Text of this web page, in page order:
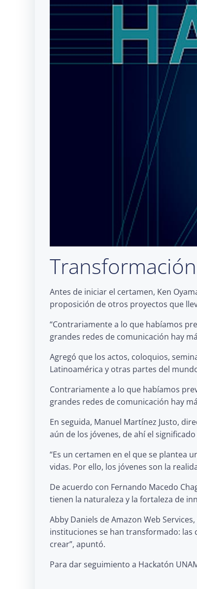
Antes de iniciar el certamen, Ken
proposición de otros proyectos que
“Contrariamente a lo que habíamos
grandes redes de comunicación hay
Agregó que los actos, coloquios,
Latinoamérica y otras partes del
Contrariamente a lo que habíamos
grandes redes de comunicación hay
En seguida, Manuel Martínez Justo,
aún de los jóvenes, de ahí el
“Es un certamen en el que se plantea
vidas. Por ello, los jóvenes son la
De acuerdo con Fernando Macedo
tienen la naturaleza y la fortaleza de
Abby Daniels de Amazon Web
instituciones se han transformado:
crear”, apuntó.
Para dar seguimiento a Hackatón